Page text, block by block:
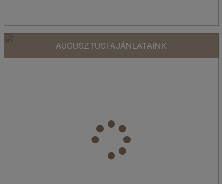
AUGUSZTUSI AJÁNLATAINK